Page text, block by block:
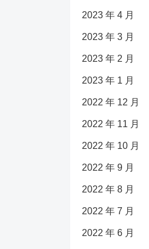
2023 年 4 月
2023 年 3 月
2023 年 2 月
2023 年 1 月
2022 年 12 月
2022 年 11 月
2022 年 10 月
2022 年 9 月
2022 年 8 月
2022 年 7 月
2022 年 6 月